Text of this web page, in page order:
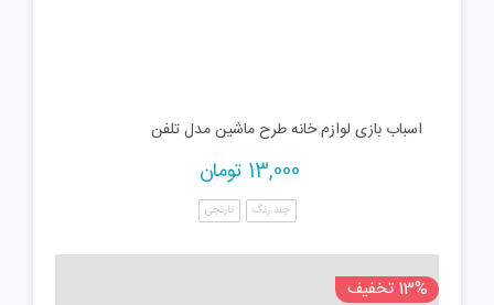
اسباب بازی لوازم خانه طرح ماشین مدل تلفن
13,000 تومان
چند رنگ نارنجی
13% تخفیف